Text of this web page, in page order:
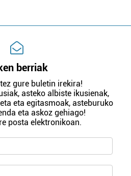
berriak
gure buletin irekira!
asteko albiste ikusienak,
eta egitasmoak, asteburuko
eta askoz gehiago!
posta elektronikoan.